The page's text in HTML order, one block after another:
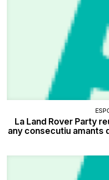
La Land Rover Party
any consecutiu amants